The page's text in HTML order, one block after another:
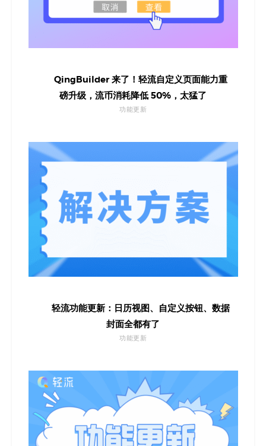
QingBuilder 来了！轻流自定义页面能力重
磅升级，流币消耗降低 50%，太猛了
功能更新
轻流功能更新：日历视图、自定义按钮、数据
封面全都有了
功能更新